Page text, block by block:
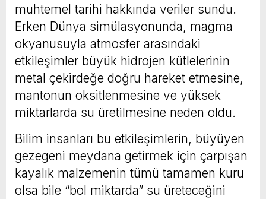
muhtemel tarihi hakkında veriler sundu.
Erken Dünya simülasyonunda, magma
okyanusuyla atmosfer arasındaki
etkileşimler büyük hidrojen kütlelerinin
metal çekirdeğe doğru hareket etmesine,
mantonun oksitlenmesine ve yüksek
miktarlarda su üretilmesine neden oldu.
Bilim insanları bu etkileşimlerin, büyüyen
gezegeni meydana getirmek için çarpışan
kayalık malzemenin tümü tamamen kuru
olsa bile “bol miktarda” su üreteceğini